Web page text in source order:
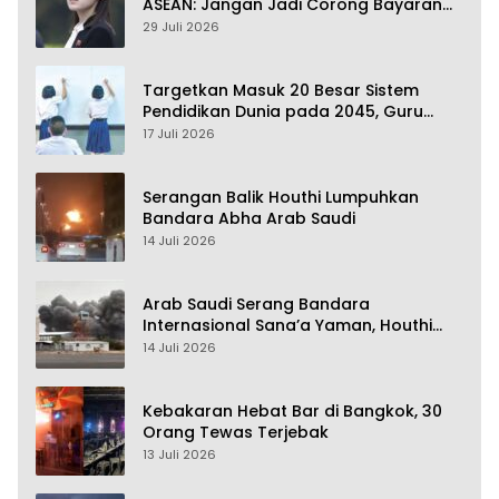
ASEAN: Jangan Jadi Corong Bayaran
Amerika Serikat
29 Juli 2026
Targetkan Masuk 20 Besar Sistem
Pendidikan Dunia pada 2045, Guru
Dapat Tunjangan hingga 100 Persen
17 Juli 2026
Serangan Balik Houthi Lumpuhkan
Bandara Abha Arab Saudi
14 Juli 2026
Arab Saudi Serang Bandara
Internasional Sana’a Yaman, Houthi
Siap Serang Balik
14 Juli 2026
Kebakaran Hebat Bar di Bangkok, 30
Orang Tewas Terjebak
13 Juli 2026